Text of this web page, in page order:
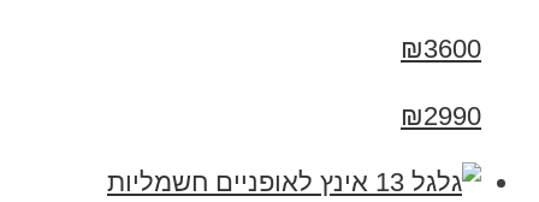
₪3600
₪2990